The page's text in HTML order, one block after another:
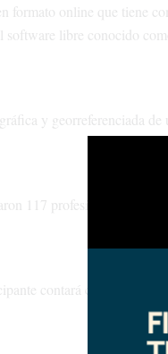
formato online que tiene
libre conocido
y georreferenciada
117 profesionales, de
contará con un tutor.